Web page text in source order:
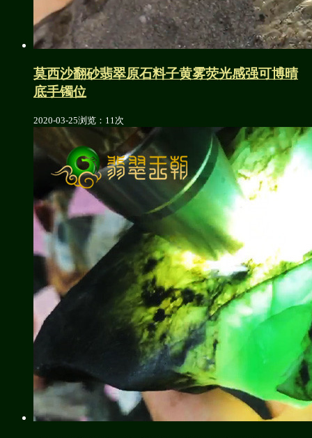
莫西沙翻砂翡翠原石料子黄雾荧光感强可博晴
底手镯位
2020-03-25浏览：11次